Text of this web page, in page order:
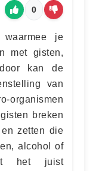
0
waarmee je
met gisten,
kan de
van
organismen
breken
zetten die
alcohol of
het juist